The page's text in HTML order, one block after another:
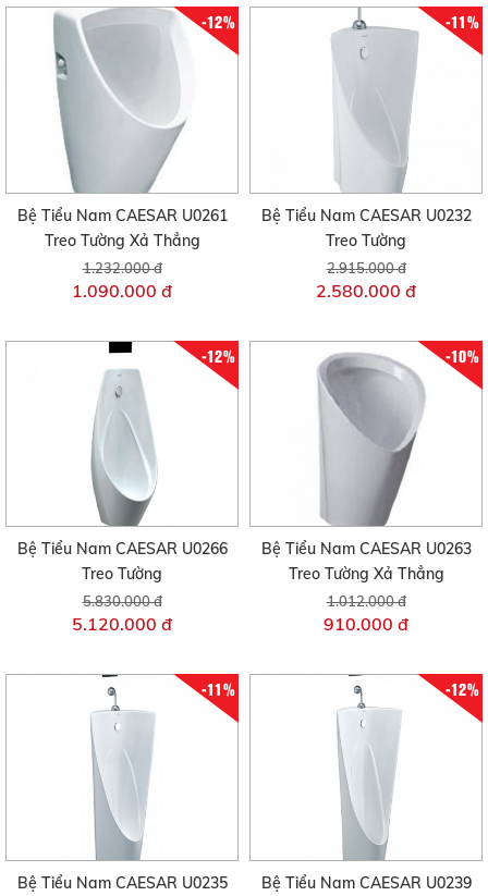
-12%
Bệ Tiểu Nam CAESAR U0261
Treo Tường Xả Thẳng
1.232.000 đ
1.090.000 đ
-11%
Bệ Tiểu Nam CAESAR U0232
Treo Tường
2.915.000 đ
2.580.000 đ
-12%
Bệ Tiểu Nam CAESAR U0266
Treo Tường
5.830.000 đ
5.120.000 đ
-10%
Bệ Tiểu Nam CAESAR U0263
Treo Tường Xả Thẳng
1.012.000 đ
910.000 đ
-11%
Bệ Tiểu Nam CAESAR U0235
-12%
Bệ Tiểu Nam CAESAR U0239